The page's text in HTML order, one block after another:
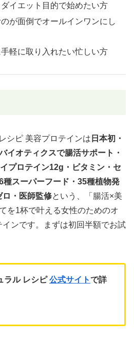
イエット目的で始めたい方
が面倒でオールインワンにし
軽に取り入れたい忙しい方
シピ 美容プロテインは 日本初・
イオティクスで腸活サポート・
プロテイン12g・ビタミン・セ
種スーパーフード・35種植物発
ロ・医師監修という、「腸活×美
を1杯で叶える女性のためのオ
ンです。まずは初回半額でお試
ラル レシピ公式サイトで詳